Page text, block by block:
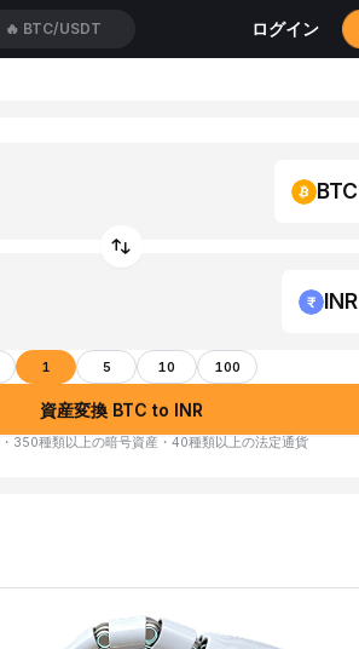
🔥 BTC/USDT ログイン
BTC
INR
1 5 10 100
資産変換 BTC to INR
350種類以上の暗号資産・40種類以上の法定通貨